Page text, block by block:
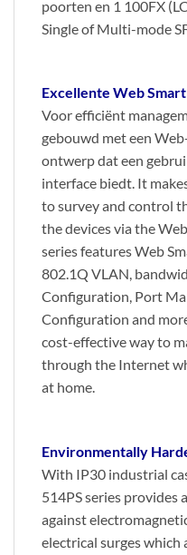
poorten en 1 100FX
Single of Multi-mode
Excellente Web
Voor efficiënt
gebouwd met een
ontwerp dat een
interface biedt. It
to survey and control
the devices via the
series features Web
802.1Q VLAN,
Configuration, Port
Configuration and
cost-effective way to
through the Internet
at home.
Environmentally
With IP30 industrial
514PS series provides
against
electrical surges